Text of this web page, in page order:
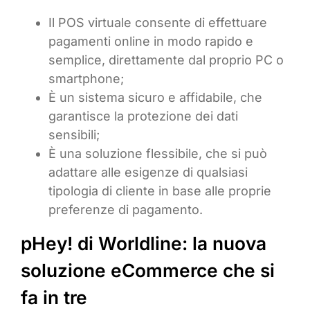
Il POS virtuale consente di effettuare
pagamenti online in modo rapido e
semplice, direttamente dal proprio PC o
smartphone;
È un sistema sicuro e affidabile, che
garantisce la protezione dei dati
sensibili;
È una soluzione flessibile, che si può
adattare alle esigenze di qualsiasi
tipologia di cliente in base alle proprie
preferenze di pagamento.
pHey! di Worldline: la nuova
soluzione eCommerce che si
fa in tre